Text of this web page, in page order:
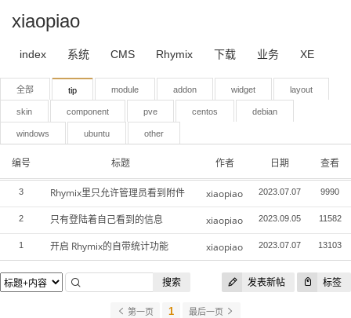
xiaopiao
index 系统 CMS Rhymix 下载 业务 XE
全部 tip module addon widget layout
skin component pve centos debian
windows ubuntu other
编号 标题 作者 日期 查看
3 Rhymix里只允许管理员看到附件 xiaopiao 2023.07.07 9990
2 只有登陆着自己看到的信息 xiaopiao 2023.09.05 11582
1 开启 Rhymix的自带统计功能 xiaopiao 2023.07.07 13103
发表新帖 标签
搜索
第一页 1 最后一页